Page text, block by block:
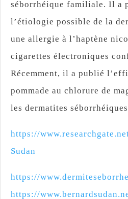
séborrhéique familiale. Il a
l’étiologie possible de la
une allergie à l’haptène
cigarettes électroniques
Récemment, il a publié
pommade au chlorure de
les dermatites
https://
Sudan
https://
https://